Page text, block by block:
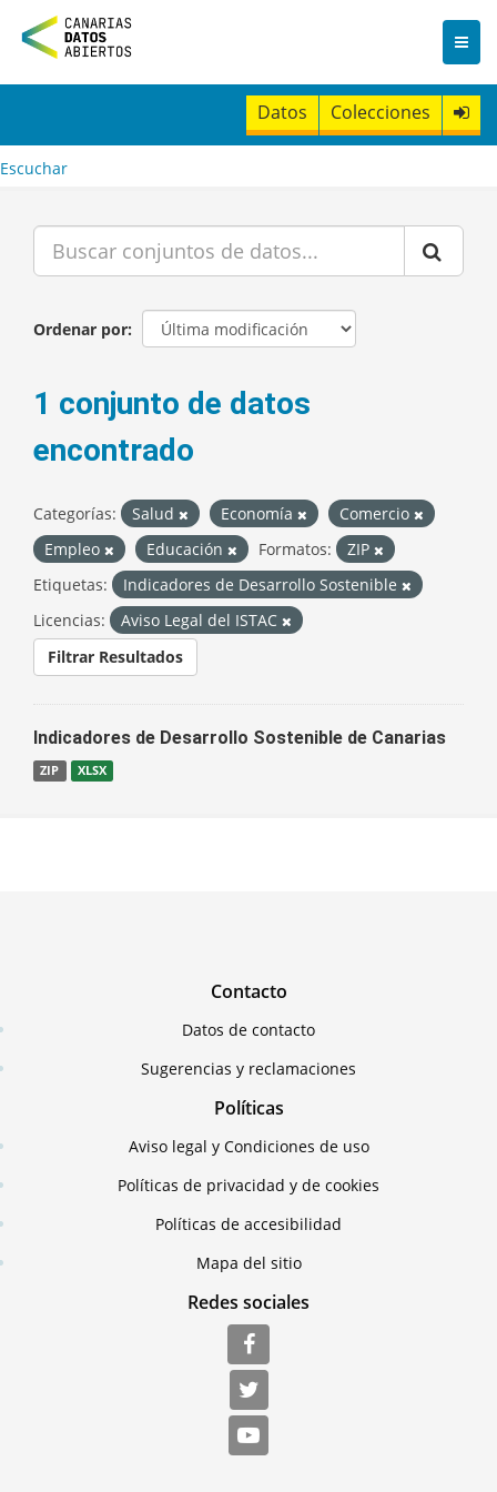
n
t
Datos Colecciones
Escuchar
Ordenar por
1 conjunto de datos
encontrado
Categorías: Salud Economía
Comercio
Empleo
Educación Formatos:
ZIP
Etiquetas:
Indicadores de Desarrollo Sostenible
Licencias:
Aviso Legal del ISTAC
Filtrar Resultados
Indicadores de Desarrollo Sostenible de Canarias
ZIP XLSX
Contacto
Datos de contacto
Sugerencias y reclamaciones
Políticas
Aviso legal y Condiciones de uso
Políticas de privacidad y de cookies
Políticas de accesibilidad
Mapa del sitio
Redes sociales